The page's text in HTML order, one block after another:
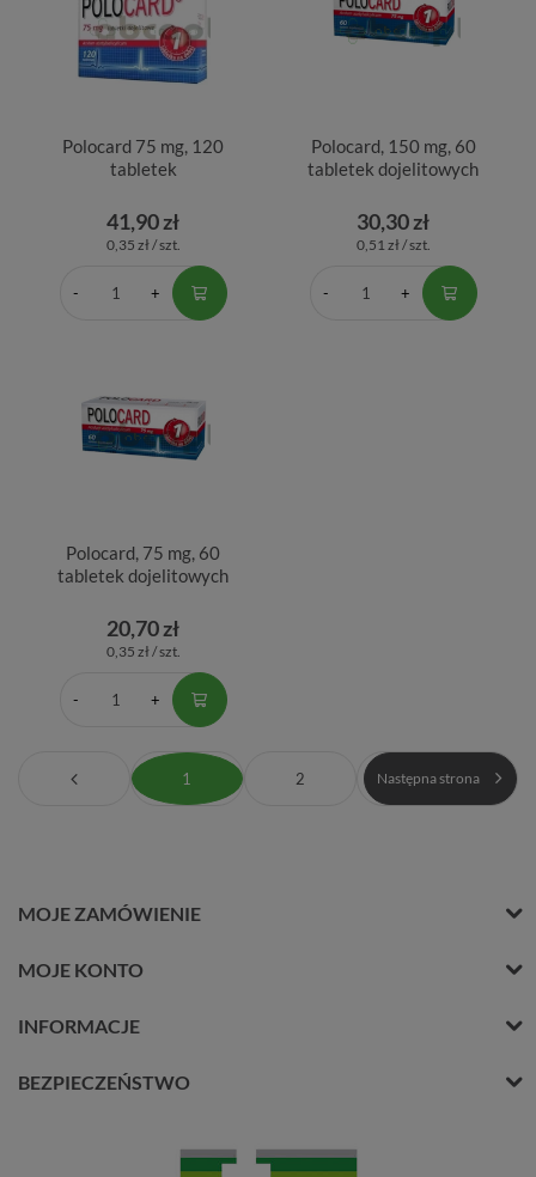
Polocard 75 mg, 120
tabletek
41,90 zł
0,35 zł / szt.
Polocard, 150 mg, 60
tabletek dojelitowych
30,30 zł
0,51 zł / szt.
Polocard, 75 mg, 60
tabletek dojelitowych
20,70 zł
0,35 zł / szt.
1 2 Następna strona
MOJE ZAMÓWIENIE
MOJE KONTO
INFORMACJE
BEZPIECZEŃSTWO